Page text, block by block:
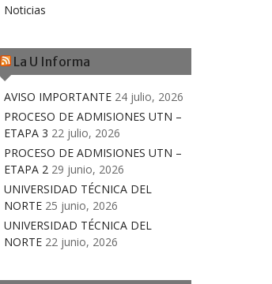
Noticias
La U Informa
AVISO IMPORTANTE 24 julio, 2026
PROCESO DE ADMISIONES UTN –
ETAPA 3 22 julio, 2026
PROCESO DE ADMISIONES UTN –
ETAPA 2 29 junio, 2026
UNIVERSIDAD TÉCNICA DEL
NORTE 25 junio, 2026
UNIVERSIDAD TÉCNICA DEL
NORTE 22 junio, 2026